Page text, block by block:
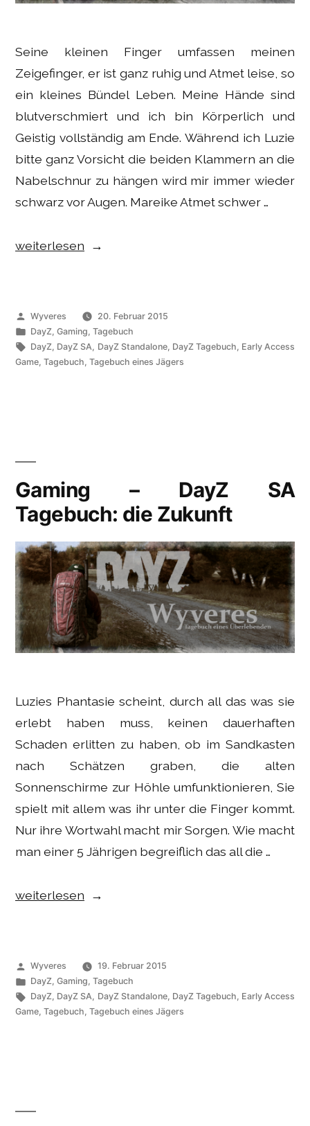
Seine kleinen Finger umfassen meinen
Zeigefinger, er ist ganz ruhig und Atmet leise, so
ein kleines Bündel Leben. Meine Hände sind
blutverschmiert und ich bin Körperlich und
Geistig vollständig am Ende. Während ich Luzie
bitte ganz Vorsicht die beiden Klammern an die
Nabelschnur zu hängen wird mir immer wieder
schwarz vor Augen. Mareike Atmet schwer …
„Gaming
SA
Tagebuch:
Elias“
weiterlesen
Veröffentlicht
von
Wyveres
20. Februar 2015
Veröffentlicht
unter
DayZ ,Gaming ,Tagebuch
Schlagwörter:
DayZ DayZ SA DayZ Standalone, DayZ Tagebuch Early Access
Game Tagebuch Tagebuch eines Jägers
Gaming – DayZ SA
Tagebuch: die Zukunft
Luzies Phantasie scheint, durch all das was sie
erlebt haben muss, keinen dauerhaften
Schaden erlitten zu haben, ob im Sandkasten
nach Schätzen graben, die alten
Sonnenschirme zur Höhle umfunktionieren, Sie
spielt mit allem was ihr unter die Finger kommt.
Nur ihre Wortwahl macht mir Sorgen. Wie macht
man einer 5 Jährigen begreiflich das all die …
„Gaming
SA
Tagebuch:
die
weiterlesen
Veröffentlicht
von
Wyveres
19. Februar 2015
Veröffentlicht
unter
DayZ,Gaming,Tagebuch
Schlagwörter:
DayZ, DayZ SA, DayZ Standalone, DayZ Tagebuch, Early Access
Game, Tagebuch, Tagebuch eines Jägers